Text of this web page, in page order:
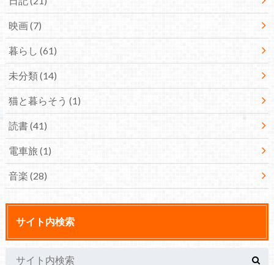
映画(7)
暮らし (61)
未分類(14)
猫と暮らそう (1)
読書(41)
電車旅 (1)
音楽 (28)
サイト内検索